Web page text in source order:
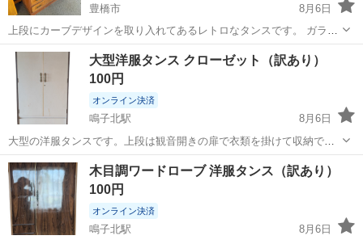
豊橋市
8月6日
上段にカーブデザインを取り入れてあるレトロなタンスです。 ガラス
扉の内側は布張りされています。 鍵穴ありますが、鍵はありません。
横幅 約87㎝ 奥行 約41㎝ 高さ 約118.5㎝
━━━━━━━━━━━━━━━━━...
愛知 豊橋市 収納家具
大型洋服タンス クローゼット（訳あり）
100円
オンライン決済
鳴子北駅
8月6日
大型の洋服タンスです。上段は観音開きの扉で衣類を掛けて収納で
き、下段には引き出しがあります。かなり古い品のため、擦れや汚
れ、経年による傷みが目立ちます。状態は写真でご確認ください。
【お渡し条件】 ・価格：100円 ...
愛知 名古屋市 鳴子北駅 収納家具 タンス
木目調ワードローブ 洋服タンス（訳あり）
100円
オンライン決済
鳴子北駅
8月6日